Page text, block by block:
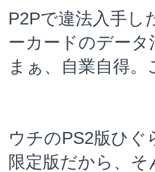
P2Pで違法入手し
ーカードのデー
まぁ、自業自得
ウチのPS2版ひ
限定版だから、